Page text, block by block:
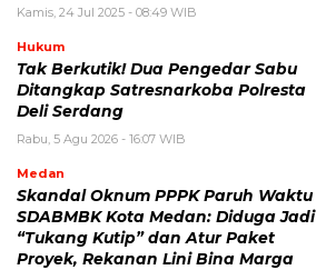
Kamis, 24 Jul 2025 - 08:49 WIB
Hukum
Tak Berkutik! Dua Pengedar Sabu
Ditangkap Satresnarkoba Polresta
Deli Serdang
Rabu, 5 Agu 2026 - 16:07 WIB
Medan
Skandal Oknum PPPK Paruh Waktu
SDABMBK Kota Medan: Diduga Jadi
“Tukang Kutip” dan Atur Paket
Proyek, Rekanan Lini Bina Marga